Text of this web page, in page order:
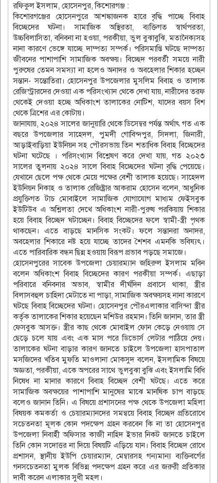
রফিকুল ইসলাম, হোসেনপুর, কিশোরগঞ্জ :
কিশোরগঞ্জের হোসেনপুরে আশঙ্কাজনক হারে বৃদ্ধি পাচ্ছে বিবাহ
বিচ্ছেদের ঘটনা। সামাজিক অস্থিরতা, ব্যক্তিগত স্বার্থপরতা,
উচ্চবিলাসিতা, বনিবনা না হওয়া, পরকীয়া, ভুল বুঝাবুঝি, মতানৈক্যসহ
নানা কারণে ভেঙ্গে যাচ্ছে দাম্পত্য সম্পর্ক। পরিসমাপ্তি ঘটছে দাম্পত্য
জীবনের পাশাপাশি সামাজিক অবক্ষয়। বিচ্ছেদ পরবর্তী সময়ে নারী
পুরুষের তেমন সমস্যা না হলেও অনাদর ও অবহেলার শিকার হচ্ছেন
সন্তান- সন্তোতিরা। হোসেনপুর উপজেলার মুসলিম বিবাহ ও তালাক
রেজিস্ট্রারদের দেওয়া এক পরিসংখ্যান থেকে দেখা যায়, নারীদের তরফ
থেকেই দেওয়া হচ্ছে অধিকাংশ তালাকের নোটিশ, যাদের বয়স বিশ
থেকে ত্রিশের এর কোটায়।
জানাযায়, ২০২৪ সালের জানুয়ারি থেকে ডিসেম্বর পর্যন্ত অর্থাৎ গত এক
বছরে উপজেলার সাহেদল, পুমদী গোবিন্দপুর, সিদলা, জিনারী,
আড়াইবাড়িয়া ইউনিয়ন সহ পৌরসভায় তিন শতাধিক বিবাহ বিচ্ছেদের
ঘটনা ঘটেছে । পরিসংখ্যান বিশ্লেষণ করে দেখা যায়, গত ২০২৩
সালের তুলনায় ২০২৪ সালে বিবাহ বিচ্ছেদের ঘটনা বৃদ্ধি পেয়েছে।
যেখানে ছেলে পক্ষ থেকে মেয়ে পক্ষের বেশী তালাক হয়েছে। সাহেদল
ইউনিয়ন নিকাহ ও তালাক রেজিষ্ট্রার আকরাম হোসেন বলেন, আধুনিক
প্রযুক্তিগত টাচ মোবাইলে সামাজিক যোগাযোগ মাধ্যম ফেইসবুক
ইউটিউব এ অশ্লিলতা দেখে অধিকাংশ নারী-পুরুষ পরকিয়ায় শিকার
হয়ে বিবাহ বিচ্ছেদ ঘটাচ্ছেন। বিবাহ বিচ্ছেদের ফলে স্বামী-স্ত্রী পৃথক
থাকছেন। এতে বাড়ছে মানসিক সংকট। ফলে সন্তানরা অনাদর,
অবহেলার শিকারে নষ্ট হয়ে যাচ্ছে তাদের শৈশব এমনকি ভবিষ্যৎ।
এতে পারিবারিক বন্ধন ছিন্ন হওয়ায় বিরূপ প্রভাব পড়ছে সমাজে।
হোসেনপুরের সাবেক উপজেলা চেয়ারম্যান জহিরুল ইসলাম মবিন
বলেন অধিকাংশ বিবাহ বিচ্ছেদের কারণ পরকীয়া সম্পর্ক। এছাড়া
পরিবারে বনিবনার অভাব, স্বামীর দীর্ঘদিন প্রবাসে থাকা, স্ত্রীর
বিলাসবহুল চাহিদা মেটাতে না পাড়া, সামাজিক অবক্ষয়সহ নানা কারণে
ঘটছে বিবাহ বিচ্ছেদের ঘটনা। হোসেনপুর পৌরএলাকার বাসিন্দা স্ত্রীর
কর্তৃক তালাকের শিকার হয়েছেন মশিউর রহমান। তিনি জানান, তার স্ত্রী
ফেসবুক আসক্ত। স্ত্রীর কাছ থেকে মোবাইল ফোন কেড়ে নেওয়ায় সে
ছেড়ে চলে যায় এবং এক মাস পরে ডিভোর্স লেটার পাঠিয়ে দেয়।
তালাকের ঘটনা বাড়ার কারণ জানতে চাইলে উপজেলা হাসপাতাল
মসজিদের খতিব মুফতি মাওলানা মোকসুদ বলেন, ইসলামিক বিষয়ে
অজ্ঞতা, পরকীয়া, একে অপরের সাথে ভুলবুঝা বুঝি এবং ইসলামি বিধি
নিষেধ না মানার কারণে বিবাহ বিচ্ছেদ বেশী ঘটছে। এতে করে
সামাজিক অবক্ষয়ের পাশাপাশি মানুষের মাঝে মানষিক চাপ বাড়ছে
বলেও জানান তিনি। এ বিষয়ে প্রশাসনের পক্ষ থেকে উপজেলা মহিলা
বিষয়ক কমকর্তা ও চেয়ারম্যানদের সমন্বয়ে বিবাহ বিচ্ছেদ প্রতিরোধে
সচেতনতা মূলক কোন পদক্ষেপ গ্রহন করবেন কি না তা হোসেনপুর
উপজেলা নিবার্হী অফিসার কাজী নাহিদ ইভার নিকট জানতে চাইলে
তিনি কোন সদোত্তর না দিয়ে বিষয়টি এড়িয়ে যান। বিবাহ বিচ্ছেদ রোধে
প্রশাসন, স্থানীয় ইউপি চেয়ারম্যান, মেম্বারসহ গন্যমান্য ব্যক্তিবর্গের
গনসচেতনতা মুলক বিভিন্ন পদক্ষেপ গ্রহন করে এর জরুরী প্রতিকার
দাবী করেন এলাকার সুধী মহল।